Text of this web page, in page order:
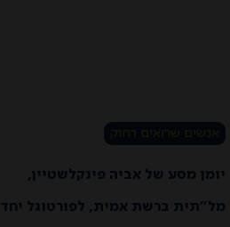
יומן מסע של אביה פינקלשטיין,
מל״תית ברשת אמית, לפורטוגל יחד